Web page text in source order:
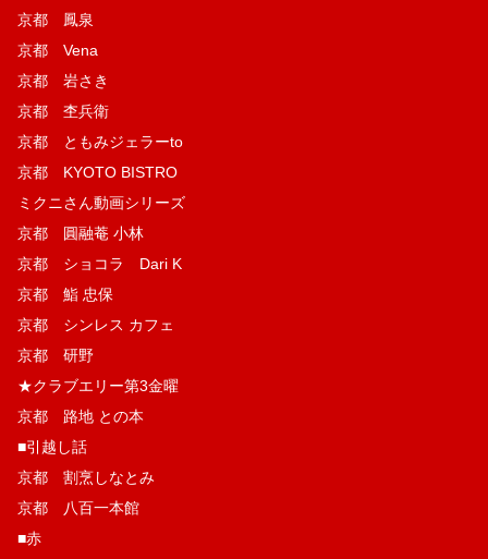
京都 鳳泉
京都 Vena
京都 岩さき
京都 杢兵衛
京都 ともみジェラーto
京都 KYOTO BISTRO
ミクニさん動画シリーズ
京都 圓融菴 小林
京都 ショコラ Dari K
京都 鮨 忠保
京都 シンレス カフェ
京都 研野
★クラブエリー第3金曜
京都 路地 との本
■引越し話
京都 割烹しなとみ
京都 八百一本館
■赤